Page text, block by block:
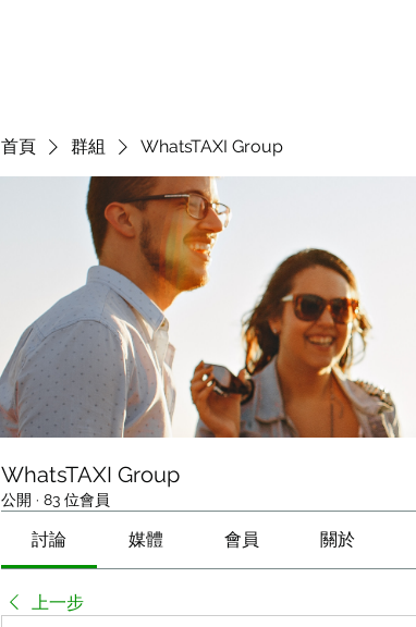
首頁 群組 WhatsTAXI Group
WhatsTAXI Group
公開 · 83 位會員
討論 媒體 會員 關於
上一步